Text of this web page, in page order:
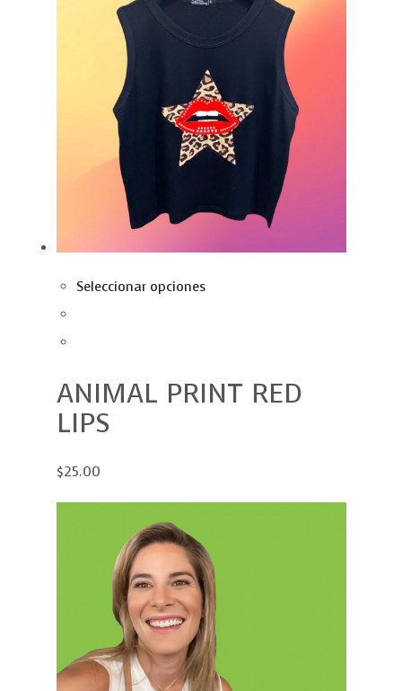
Seleccionar opciones
ANIMAL PRINT RED
LIPS
$25.00